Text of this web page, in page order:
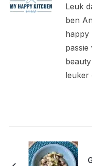
Leuk
ben
happy
leuker